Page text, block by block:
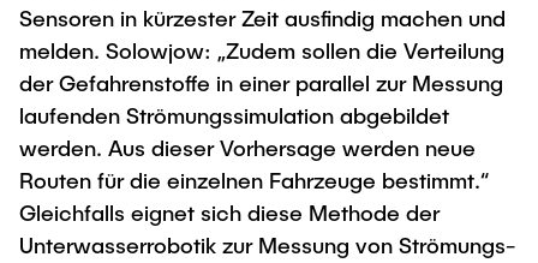
Sensoren in kürzester Zeit ausfindig machen und
melden. Solowjow: „Zudem sollen die Verteilung
der Gefahrenstoffe in einer parallel zur Messung
laufenden Strömungssimulation abgebildet
werden. Aus dieser Vorhersage werden neue
Routen für die einzelnen Fahrzeuge bestimmt.“
Gleichfalls eignet sich diese Methode der
Unterwasserrobotik zur Messung von Strömungs-